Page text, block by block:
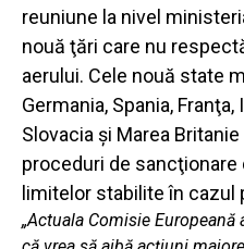
reuniune la nivel
nouă ţări care nu
aerului. Cele nouă state
Germania, Spania, Franţa,
Slovacia şi Marea
proceduri de sancţionare
limitelor stabilite în cazul
„Actuala Comisie